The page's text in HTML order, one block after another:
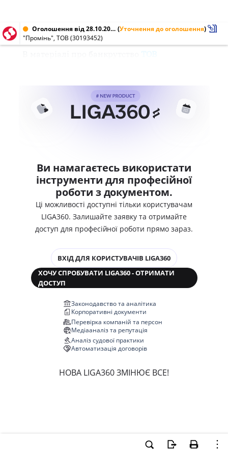
Оголошення від 28.10.2003 № 30193452 (Уточнення до оголошення)
"Промінь", ТОВ (30193452)
Ви намагаєтесь використати
інструменти для професійної
роботи з документом.
Ці можливості доступні тільки користувачам
LIGA360. Залишайте заявку та отримайте
доступ для професійної роботи прямо зараз.
ВХІД ДЛЯ КОРИСТУВАЧІВ LIGA360
ХОЧУ СПРОБУВАТИ LIGA360 - ОТРИМАТИ
ДОСТУП
Законодавство та аналітика
Корпоративні документи
Перевірка компаній та персон
Медіааналіз та репутація
Аналіз судової практики
Автоматизація договорів
НОВА LIGA360 ЗМІНЮЄ ВСЕ!